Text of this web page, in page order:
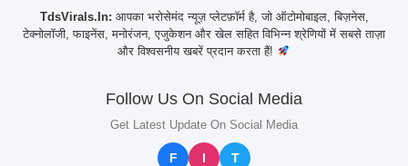
TdsVirals.In: आपका भरोसेमंद न्यूज़ प्लेटफ़ॉर्म है, जो ऑटोमोबाइल, बिज़नेस,
टेक्नोलॉजी, फाइनेंस, मनोरंजन, एजुकेशन और खेल सहित विभिन्न श्रेणियों में सबसे ताज़ा
और विश्वसनीय खबरें प्रदान करता हैं!
Follow Us On Social Media
Get Latest Update On Social Media
F I T